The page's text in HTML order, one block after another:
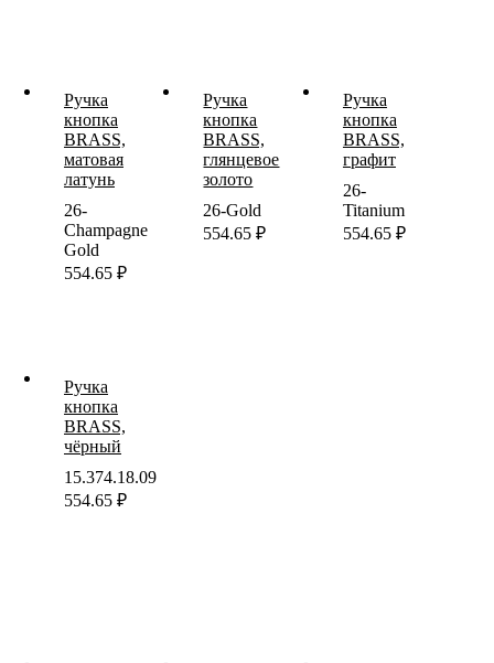
Ручка
кнопка
BRASS,
матовая
латунь
26-
Champagne
Gold
554.65 ₽
Ручка
кнопка
BRASS,
глянцевое
золото
26-Gold
554.65₽
Ручка
кнопка
BRASS,
графит
26-
Titanium
554.65 ₽
Ручка
кнопка
BRASS,
чёрный
15.374.18.09
554.65 ₽